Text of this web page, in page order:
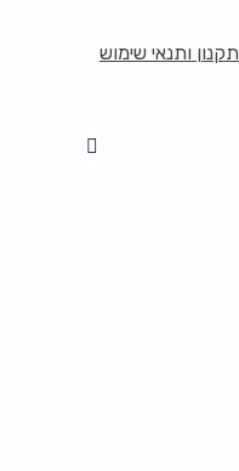
תקנון ותנאי שימוש